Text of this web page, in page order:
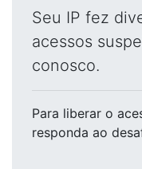
Seu IP fez
acessos
conosco.
Para liberar o
responda ao